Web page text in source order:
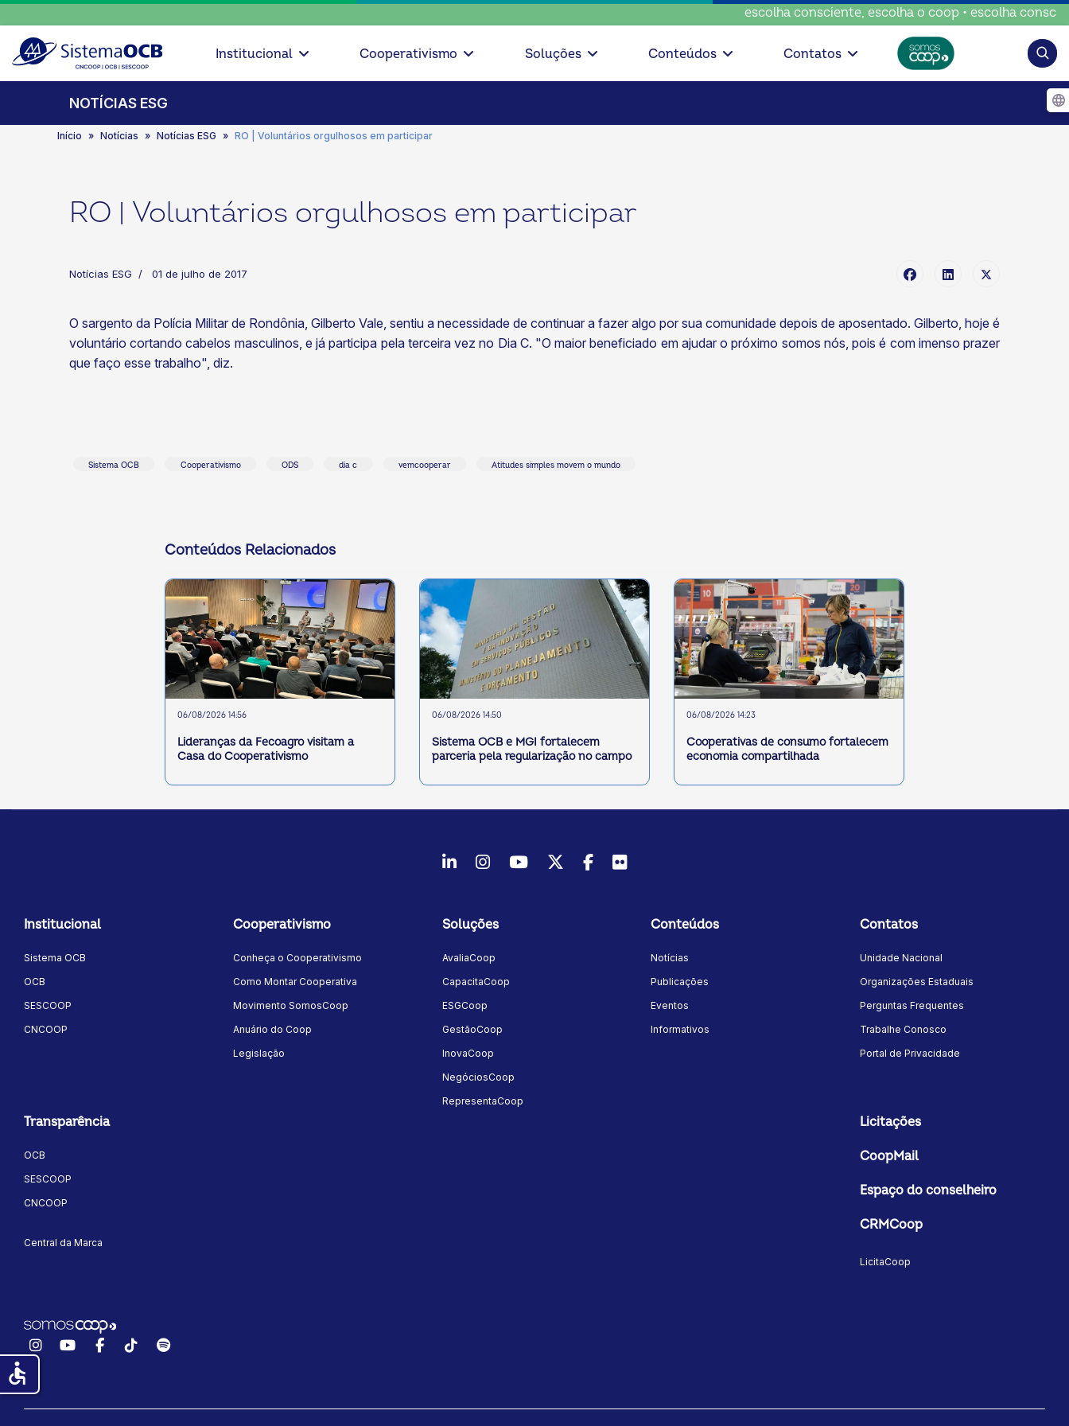
escolha consciente, escolha o coop • escolha
Institucional Cooperativismo Soluções Conteúdos Contatos
NOTÍCIAS ESG
Início Notícias Notícias ESG RO | Voluntários orgulhosos em participar
RO | Voluntários orgulhosos em participar
Notícias ESG 01 de julho de 2017
O sargento da Polícia Militar de Rondônia, Gilberto Vale, sentiu a necessidade de continuar a fazer algo por sua comunidade depois de aposentado. Gilberto, hoje é
voluntário cortando cabelos masculinos, e já participa pela terceira vez no Dia C. "O maior beneficiado em ajudar o próximo somos nós, pois é com imenso prazer
que faço esse trabalho", diz.
Sistema OCB Cooperativismo ODS dia c vemcooperar Atitudes simples movem o mundo
Conteúdos Relacionados
06/08/2026 14:56
Lideranças da Fecoagro visitam a
Casa do Cooperativismo
06/08/2026 14:50
Sistema OCB e MGI fortalecem
parceria pela regularização no campo
06/08/2026 14:23
Cooperativas de consumo fortalecem
economia compartilhada
LinkedInInstagram
YoutubeTwitter/X
Facebook
Flickr
Institucional
Sistema OCB
OCB
SESCOOP
CNCOOP
Cooperativismo
Conheça o Cooperativismo
Como Montar Cooperativa
Movimento SomosCoop
Anuário do Coop
Legislação
Soluções
AvaliaCoop
CapacitaCoop
ESGCoop
GestãoCoop
InovaCoop
NegóciosCoop
RepresentaCoop
Conteúdos
Notícias
Publicações
Eventos
Informativos
Contatos
Unidade Nacional
Organizações Estaduais
Perguntas Frequentes
Trabalhe Conosco
Portal de Privacidade
Transparência
OCB
SESCOOP
CNCOOP
Central da Marca
Licitações
CoopMail
Espaço do conselheiro
CRMCoop
LicitaCoop
InstagramYouTubeFacebook
TikTokSpotify
accessible